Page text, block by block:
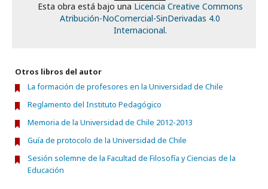
Esta obra está bajo una Licencia Creative Commons
Atribución-NoComercial-SinDerivadas 4.0
Internacional.
Otros libros del autor
La formación de profesores en la Universidad de Chile
Reglamento del Instituto Pedagógico
Memoria de la Universidad de Chile 2012-2013
Guía de protocolo de la Universidad de Chile
Sesión solemne de la Facultad de Filosofía y Ciencias de la
Educación